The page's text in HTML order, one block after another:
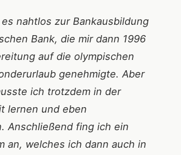
nahtlos zur Bankausbildung
Bank, die mir dann 1996
auf die olympischen
genehmigte. Aber
ich trotzdem in der
lernen und eben
Anschließend fing ich ein
an, welches ich dann auch in